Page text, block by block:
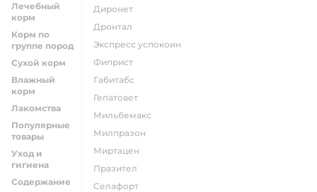
Лечебный
корм
Корм по
группе пород
Сухой корм
Влажный
корм
Лакомства
Популярные
товары
Уход и
гигиена
Содержание
диронет
дронтал
экспресс успокоин
фиприст
габитабс
гепатовет
мильбемакс
милпразон
миртацен
празител
селафорт